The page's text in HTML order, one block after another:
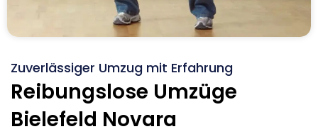
Zuverlässiger Umzug mit Erfahrung
Reibungslose Umzüge
Bielefeld Novara